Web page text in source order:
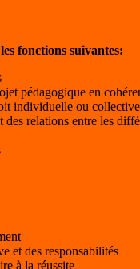
fonctions suivantes:
pédagogique en
individuelle ou collective
relations entre les
et des responsabilités
à la réussite